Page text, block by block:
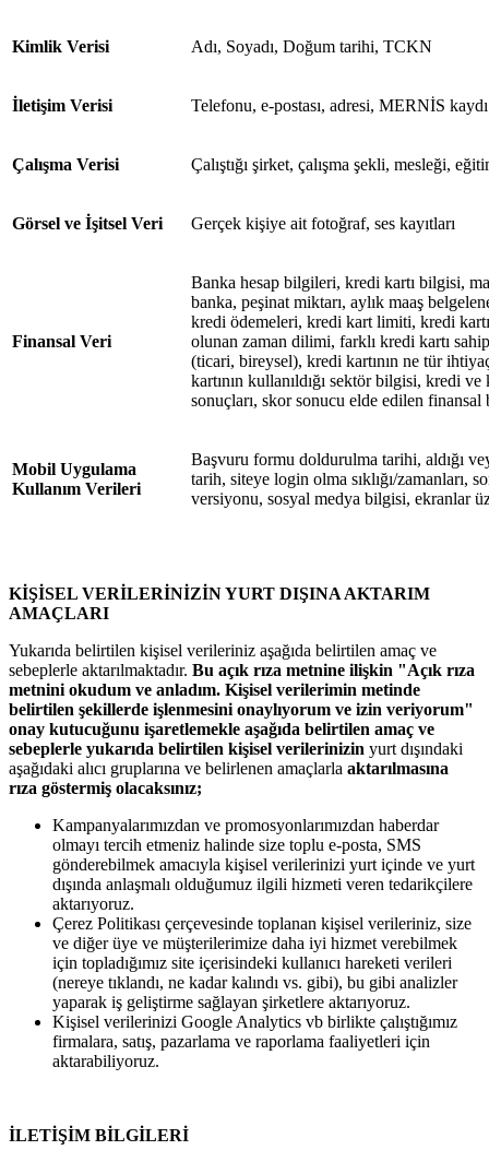
Kimlik Verisi Adı, Soyadı, Doğum tarihi, TCKN
İletişim Verisi Telefonu, e-postası, adresi, MERNİS kaydı
Çalışma Verisi Çalıştığı şirket, çalışma şekli, mesleği,
Görsel ve İşitsel Veri Gerçek kişiye ait fotoğraf, ses kayıtları
Finansal Veri
Banka hesap bilgileri, kredi kartı bilgisi,
banka, peşinat miktarı, aylık maaş
kredi ödemeleri, kredi kart limiti, kredi
olunan zaman dilimi, farklı kredi kartı
(ticari, bireysel), kredi kartının ne tür
kartının kullanıldığı sektör bilgisi, kredi
sonuçları, skor sonucu elde edilen finansal
Mobil Uygulama
Kullanım Verileri
Başvuru formu doldurulma tarihi, aldığı
tarih, siteye login olma sıklığı/zamanları,
versiyonu, sosyal medya bilgisi, ekranlar
KİŞİSEL VERİLERİNİZİN YURT DIŞINA AKTARIM
AMAÇLARI
Yukarıda belirtilen kişisel verileriniz aşağıda belirtilen amaç ve
sebeplerle aktarılmaktadır. Bu açık rıza metnine ilişkin "Açık rıza
metnini okudum ve anladım. Kişisel verilerimin metinde
belirtilen şekillerde işlenmesini onaylıyorum ve izin veriyorum"
onay kutucuğunu işaretlemekle aşağıda belirtilen amaç ve
sebeplerle yukarıda belirtilen kişisel verilerinizin yurt dışındaki
aşağıdaki alıcı gruplarına ve belirlenen amaçlarla aktarılmasına
rıza göstermiş olacaksınız;
Kampanyalarımızdan ve promosyonlarımızdan haberdar
olmayı tercih etmeniz halinde size toplu e-posta, SMS
gönderebilmek amacıyla kişisel verilerinizi yurt içinde ve yurt
dışında anlaşmalı olduğumuz ilgili hizmeti veren tedarikçilere
aktarıyoruz.
Çerez Politikası çerçevesinde toplanan kişisel verileriniz, size
ve diğer üye ve müşterilerimize daha iyi hizmet verebilmek
için topladığımız site içerisindeki kullanıcı hareketi verileri
(nereye tıklandı, ne kadar kalındı vs. gibi), bu gibi analizler
yaparak iş geliştirme sağlayan şirketlere aktarıyoruz.
Kişisel verilerinizi Google Analytics vb birlikte çalıştığımız
firmalara, satış, pazarlama ve raporlama faaliyetleri için
aktarabiliyoruz.
İLETİŞİM BİLGİLERİ